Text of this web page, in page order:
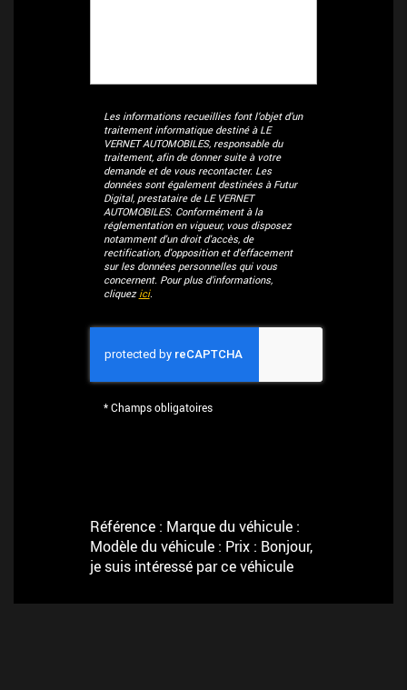
Les informations recueillies font l’objet d’un
traitement informatique destiné àLE
VERNET AUTOMOBILES, responsable du
traitement, afin de donner suite à votre
demande et de vous recontacter. Les
données sont également destinées à Futur
Digital, prestataire de LE VERNET
AUTOMOBILES. Conformément à la
réglementation en vigueur, vous disposez
notamment d'un droit d'accès, de
rectification, d'opposition et d'effacement
sur les données personnelles qui vous
concernent. Pour plus d’informations,
cliquez ici.
*Champs obligatoires
Référence : Marque du véhicule :
Modèle du véhicule : Prix : Bonjour,
je suis intéressé par ce véhicule